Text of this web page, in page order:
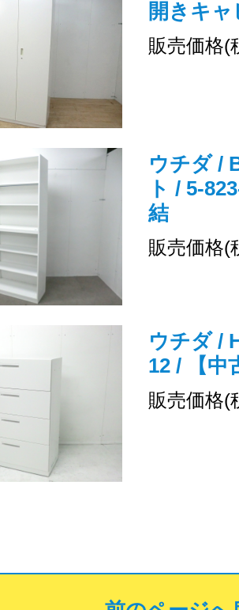
開きキ
販売価格(
ウチダ /
ト / 5-
結
販売価格(
ウチダ /
12 / 【中
販売価格(